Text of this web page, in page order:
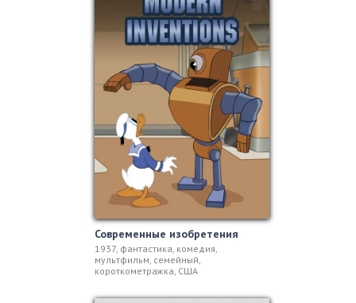
Современные изобретения
1937, фантастика, комедия,
мультфильм, семейный,
короткометражка, США